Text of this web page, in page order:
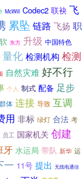
McWill Codec2 联袂 飞
累坠 链路 飞扬 职
东方 升级 中国特色
量化 检测机构 检测
自然灾难 好不行
个人 制式 配备 足步
群体 连接 导致 互调
用 非标 绿灯 合法 考
员工 国家机关 创建
牙 水运局 带队 新华 运
一 11号 提出 无线电通信